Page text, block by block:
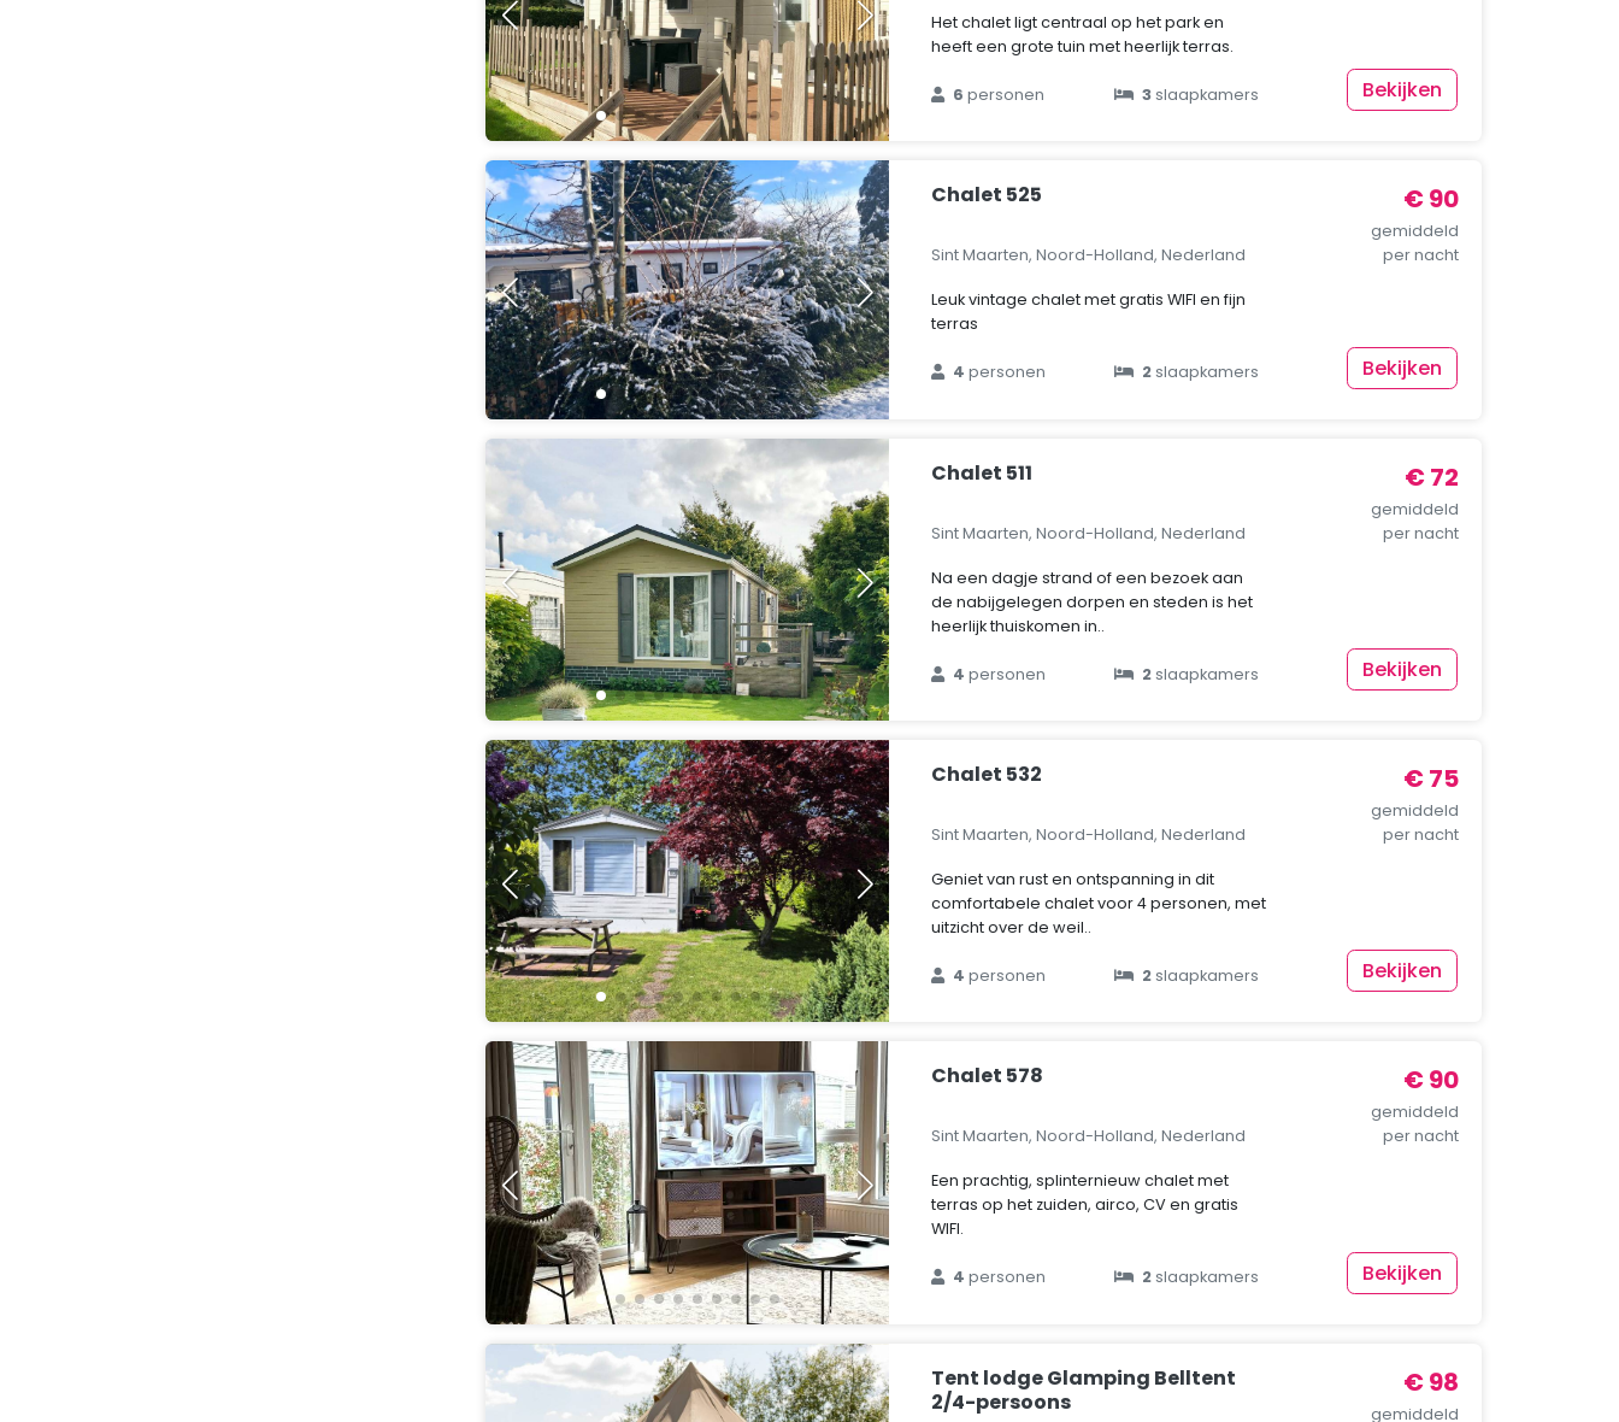
Het chalet ligt centraal op het park en
heeft een grote tuin met heerlijk terras.
6personen 3slaapkamers Bekijken
Chalet 525
Sint Maarten, Noord-Holland, Nederland
Leuk vintage chalet met gratis WIFI en fijn
terras
4personen 2slaapkamers
€ 90
gemiddeld
per nacht
Bekijken
Chalet 511
Sint Maarten, Noord-Holland, Nederland
Na een dagje strand of een bezoek aan
de nabijgelegen dorpen en steden is het
heerlijk thuiskomen in..
4personen 2slaapkamers
€ 72
gemiddeld
per nacht
Bekijken
Chalet 532
Sint Maarten, Noord-Holland, Nederland
Geniet van rust en ontspanning in dit
comfortabele chalet voor 4 personen, met
uitzicht over de weil..
4personen 2slaapkamers
€ 75
gemiddeld
per nacht
Bekijken
Chalet 578
Sint Maarten, Noord-Holland, Nederland
Een prachtig, splinternieuw chalet met
terras op het zuiden, airco, CV en gratis
WIFI.
4personen 2slaapkamers
€ 90
gemiddeld
per nacht
Bekijken
Tent lodge Glamping Belltent
2/4-persoons
€ 98
gemiddeld